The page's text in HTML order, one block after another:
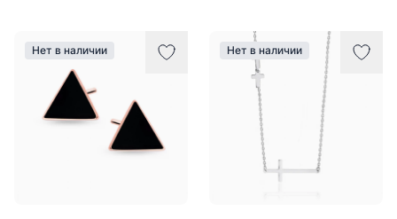
Нет в наличии Нет в наличии